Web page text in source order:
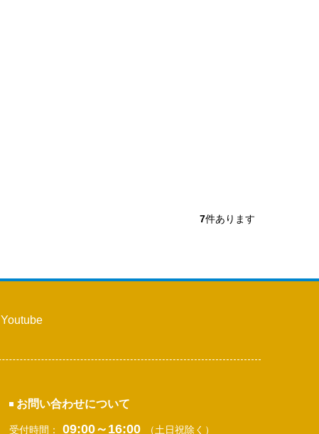
7件あります
Youtube
お問い合わせについて
受付時間： 09:00～16:00 （土日祝除く）